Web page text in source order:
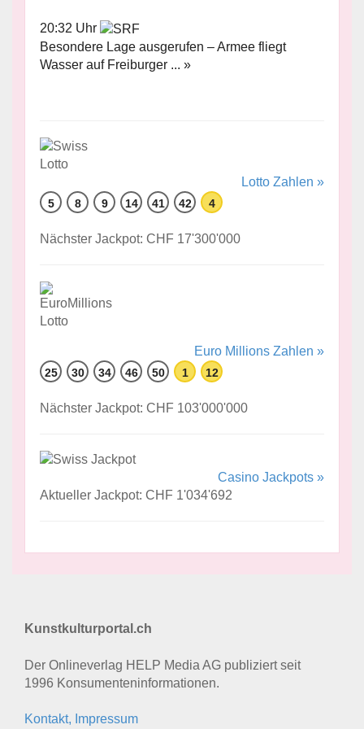
20:32 Uhr
Besondere Lage ausgerufen – Armee fliegt
Wasser auf Freiburger ... »
Lotto Zahlen »
5 8 9 14 41 42 4
Nächster Jackpot: CHF 17'300'000
Euro Millions Zahlen »
25 30 34 46 50 1 12
Nächster Jackpot: CHF 103'000'000
Casino Jackpots »
Aktueller Jackpot: CHF 1'034'692
Kunstkulturportal.ch
Der Onlineverlag HELP Media AG publiziert seit
1996 Konsumenten­informationen.
Kontakt, Impressum